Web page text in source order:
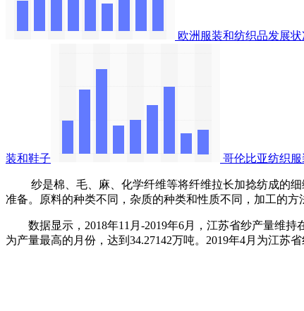
欧洲服装和纺织品发展
装和鞋子 哥伦比亚纺织
纱是棉、毛、麻、化学纤维等将纤维拉长加捻纺成的细
准备。原料的种类不同，杂质的种类和性质不同，加工的
数据显示，2018年11月-2019年6月，江苏省纱产量维持
为产量最高的月份，达到34.27142万吨。2019年4月为江苏